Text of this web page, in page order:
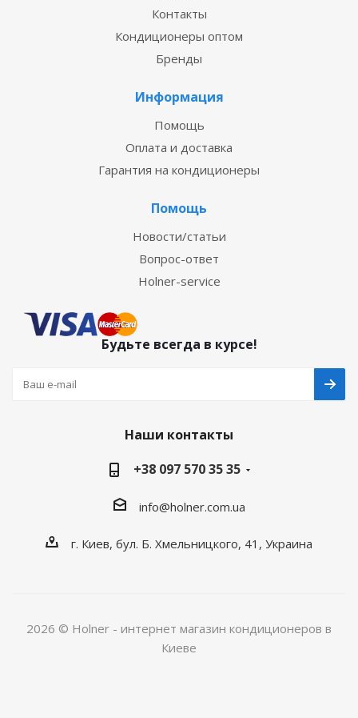
Контакты
Кондиционеры оптом
Бренды
Информация
Помощь
Оплата и доставка
Гарантия на кондиционеры
Помощь
Новости/статьи
Вопрос-ответ
Holner-service
Будьте всегда в курсе!
Наши контакты
+38 097 570 35 35
info@holner.com.ua
г. Киев, бул. Б. Хмельницкого, 41, Украина
2026 © Holner - интернет магазин кондиционеров в
Киеве